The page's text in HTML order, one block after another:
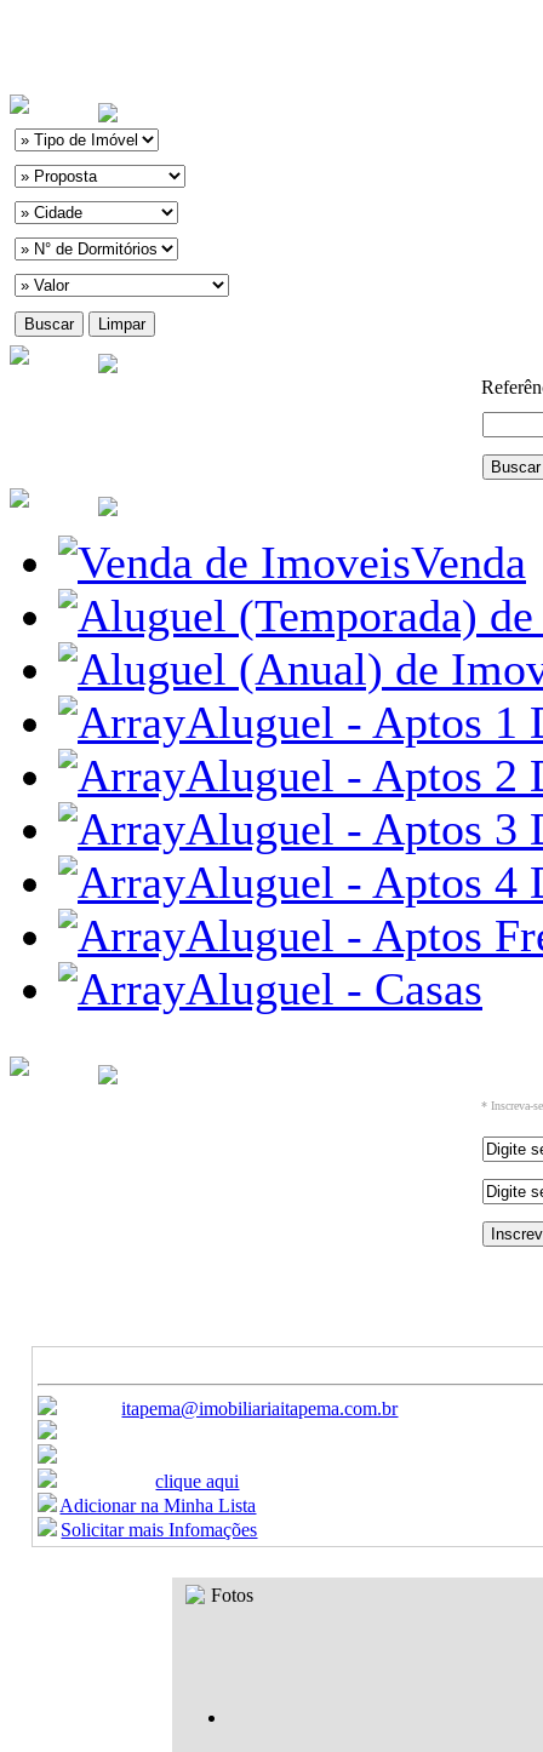
Venda
Aluguel - Aptos 1
Aluguel - Aptos 2
Aluguel - Aptos 3
Aluguel - Aptos 4
Aluguel - Aptos
Aluguel - Casas
* Inscreva-
E-mail:itapema@imobiliariaitapema.com.br
Ligue:
Celular:
Formulario:clique aqui
Adicionar na Minha Lista
Solicitar mais Infomações
Fotos